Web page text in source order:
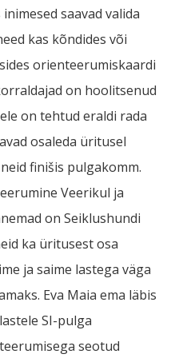
saavad valida
kas kõndides või
orienteerumiskaardi
on hoolitsenud
on tehtud eraldi rada
osaleda üritusel
finišis pulgakomm.
Veerikul ja
on Seiklushundi
ka üritusest osa
ja saime lastega väga
Eva Maia ema läbis
SI-pulga
seotud